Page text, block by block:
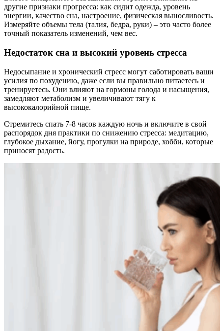
другие признаки прогресса: как сидит одежда, уровень
энергии, качество сна, настроение, физическая выносливость.
Измеряйте объемы тела (талия, бедра, руки) – это часто более
точный показатель изменений, чем вес.
Недостаток сна и высокий уровень стресса
Недосыпание и хронический стресс могут саботировать ваши
усилия по похудению, даже если вы правильно питаетесь и
тренируетесь. Они влияют на гормоны голода и насыщения,
замедляют метаболизм и увеличивают тягу к
высококалорийной пище.
Стремитесь спать 7-8 часов каждую ночь и включите в свой
распорядок дня практики по снижению стресса: медитацию,
глубокое дыхание, йогу, прогулки на природе, хобби, которые
приносят радость.